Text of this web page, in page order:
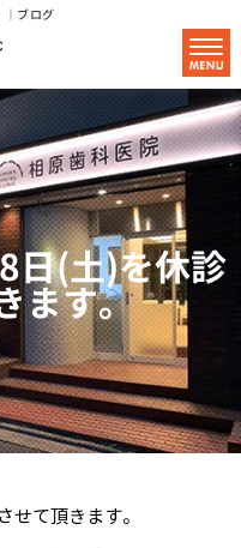
ブログ
日(土)を休診
ます。
せて頂きます。